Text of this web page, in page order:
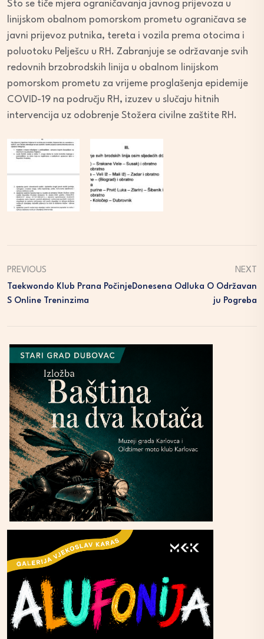
Što se tiče mjera ograničavanja javnog prijevoza u
linijskom obalnom pomorskom prometu ograničava se
javni prijevoz putnika, tereta i vozila prema otocima i
poluotoku Pelješcu u RH. Zabranjuje se održavanje svih
redovnih brzobrodskih linija u obalnom linijskom
pomorskom prometu za vrijeme proglašenja epidemije
COVID-19 na području RH, izuzev u slučaju hitnih
intervencija uz odobrenje Stožera civilne zaštite RH.
PREVIOUS
Taekwondo Klub Prana Počinje
S Online Treninzima
NEXT
Donesena Odluka O Održavan
Ju Pogreba